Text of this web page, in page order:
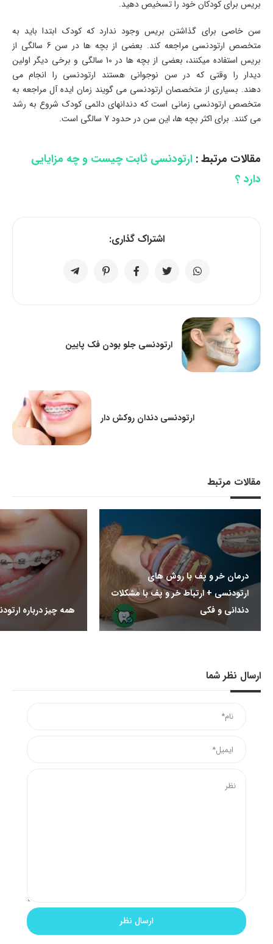
بریس برای کودکان خود را تسخیص دهید.
سن خاصی برای گذاشتن بریس وجود ندارد که کودک ابتدا باید به
متخصص ارتودنسی مراجعه کند. بعضی از بچه ها در سن 6 سالگی از
بریس استفاده میکنند، بعضی از بچه ها در 10 سالگی و برخی دیگر اولین
دیدار را وقتی که در سن نوجوانی هستند ارتودنسی را انجام می
دهند. بسیاری از متخصصان ارتودنسی می گویند زمان ایده آل مراجعه به
متخصص ارتودنسی زمانی است که دندانهای دائمی کودک شروع به رشد
می کنند. برای اکثر بچه ها، این سن در حدود 7 سالگی است.
مقالات مرتبط : ارتودنسی ثابت چیست و چه مزایایی
دارد ؟
اشتراک گذاری:
ارتودنسی جلو بودن فک پایین
ارتودنسی دندان روکش دار
مقالات مرتبط
درمان خر و پف با روش های
ارتودنسی + ارتباط خر و پف با مشکلات
دندانی و فکی
همه چیز درباره
ارسال نظر شما